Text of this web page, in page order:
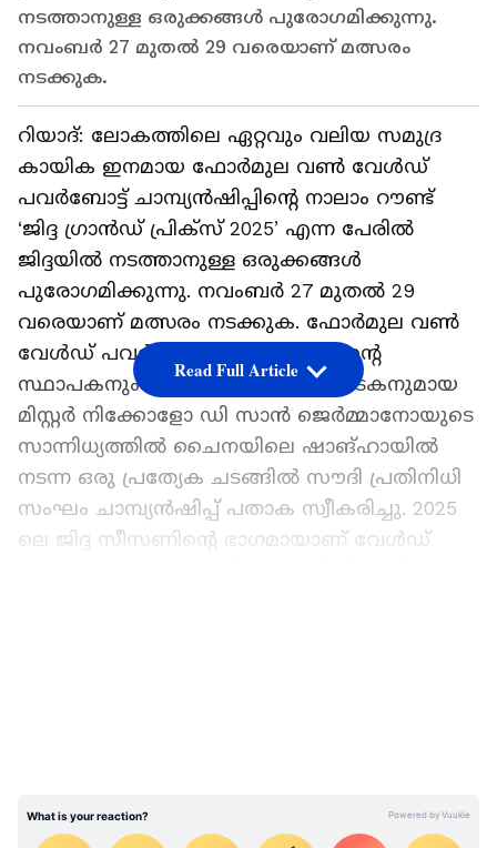
നടത്താനുള്ള ഒരുക്കങ്ങൾ പുരോഗമിക്കുന്നു.
നവംബർ 27 മുതൽ 29 വരെയാണ് മത്സരം
നടക്കുക.
റിയാദ്: ലോകത്തിലെ ഏറ്റവും വലിയ സമുദ്ര
കായിക ഇനമായ ഫോർമുല വൺ വേൾഡ്
പവർബോട്ട് ചാമ്പ്യൻഷിപ്പിന്റെ നാലാം റൗണ്ട്
‘ജിദ്ദ ഗ്രാൻഡ് പ്രിക്സ് 2025’ എന്ന പേരിൽ
ജിദ്ദയിൽ നടത്താനുള്ള ഒരുക്കങ്ങൾ
പുരോഗമിക്കുന്നു. നവംബർ 27 മുതൽ 29
വരെയാണ് മത്സരം നടക്കുക. ഫോർമുല വൺ
വേൾഡ് പവർബോട്ട് ചാമ്പ്യൻഷിപ്പിന്റെ
സ്ഥാപകനും അന്താരാഷ്ട്ര സംഘാടകനുമായ
മിസ്റ്റർ നിക്കോളോ ഡി സാൻ ജെർമ്മാനോയുടെ
സാന്നിധ്യത്തിൽ ചൈനയിലെ ഷാങ്ഹായിൽ
നടന്ന ഒരു പ്രത്യേക ചടങ്ങിൽ സൗദി പ്രതിനിധി
സംഘം ചാമ്പ്യൻഷിപ്പ് പതാക സ്വീകരിച്ചു. 2025
ലെ ജിദ്ദ സീസണിന്റെ ഭാഗമായാണ് വേൾഡ്
നിലയിൽ രാജ്യത്തിന്റെ സ്ഥാനം
Read Full Article